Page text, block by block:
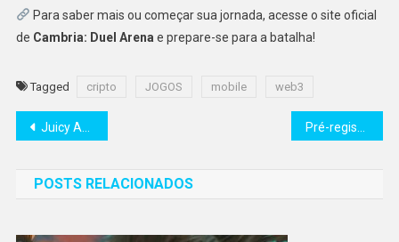
Para saber mais ou começar sua jornada, acesse o site oficial
de Cambria: Duel Arena e prepare-se para a batalha!
Tagged cripto JOGOS mobile web3
Navegação
Post
Juicy Adventure é lançado oficialmente na Base e no Google Play
POSTS RELACIONADOS